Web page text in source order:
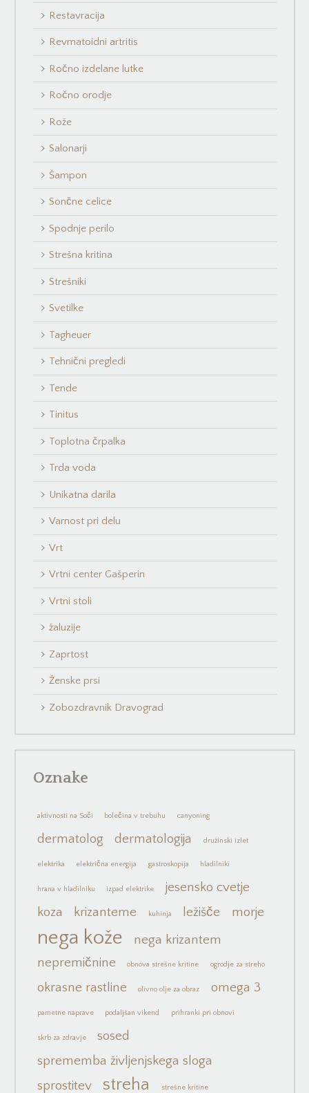
Restavracija
Revmatoidni artritis
Ročno izdelane lutke
Ročno orodje
Rože
Salonarji
Šampon
Sončne celice
Spodnje perilo
Strešna kritina
Strešniki
Svetilke
Tagheuer
Tehnični pregledi
Tende
Tinitus
Toplotna črpalka
Trda voda
Unikatna darila
Varnost pri delu
Vrt
Vrtni center Gašperin
Vrtni stoli
žaluzije
Zaprtost
Ženske prsi
Zobozdravnik Dravograd
Oznake
aktivnosti na Soči bolečina v trebuhu canyoning
dermatolog dermatologija družinski izlet
elektrika električna energija gastroskopija hladilniki
hrana v hladilniku izpad elektrike
jesensko cvetje
koza
krizanteme kuhinja ležišče morje
nega kože
nega krizantem
nepremičnine
obnova strešne kritine ogrodje za streho
okrasne rastline olivno olje za obraz omega 3
pametne naprave podaljšan vikend prihranki pri obnovi
skrb za zdravje
sosed
sprememba življenjskega sloga
sprostitev
streha strešne kritine